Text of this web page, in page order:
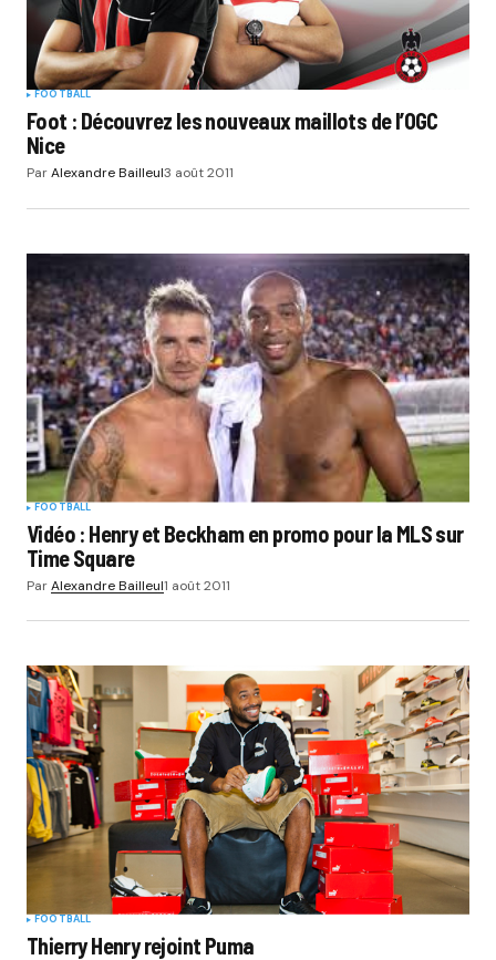
FOOTBALL
Foot : Découvrez les nouveaux maillots de l’OGC
Nice
ParAlexandre Bailleul3 août 2011
FOOTBALL
Vidéo : Henry et Beckham en promo pour la MLS sur
Time Square
ParAlexandre Bailleul1 août 2011
FOOTBALL
Thierry Henry rejoint Puma